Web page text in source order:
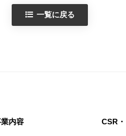
一覧に戻る
内容 CSR